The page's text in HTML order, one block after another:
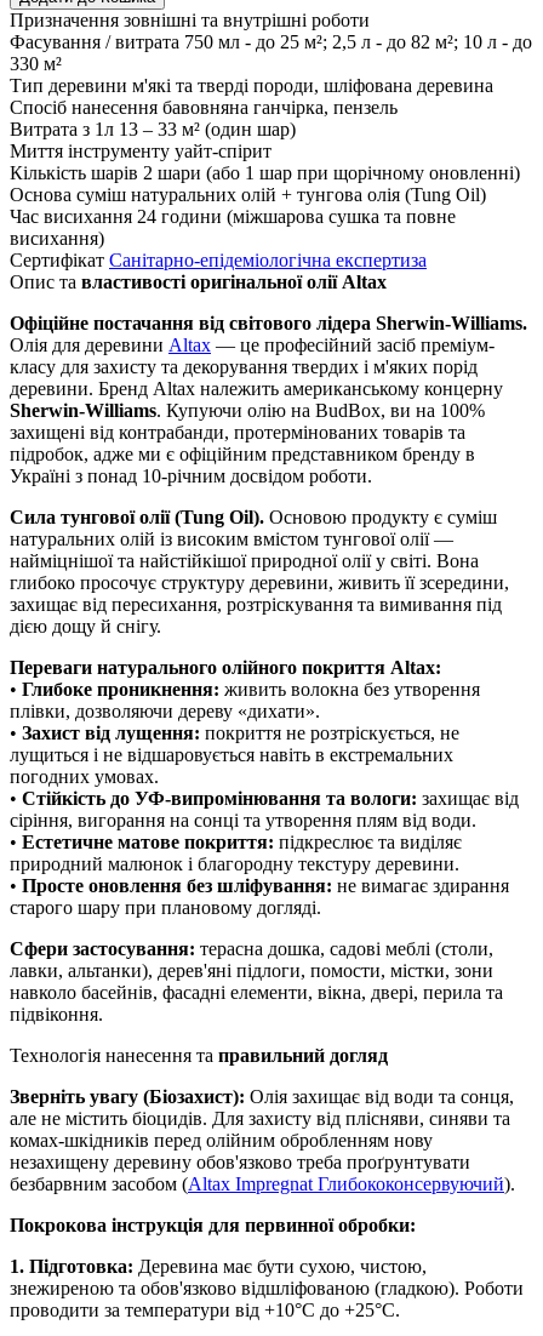
Призначення зовнішні та внутрішні роботи
Фасування / витрата 750 мл - до 25 м²; 2,5 л - до 82 м²; 10 л - до
330 м²
Тип деревини м'які та тверді породи, шліфована деревина
Спосіб нанесення бавовняна ганчірка, пензель
Витрата з 1л 13 – 33 м² (один шар)
Миття інструменту уайт-спірит
Кількість шарів 2 шари (або 1 шар при щорічному оновленні)
Основа суміш натуральних олій + тунгова олія (Tung Oil)
Час висихання 24 години (міжшарова сушка та повне
висихання)
Сертифікат Санітарно-епідеміологічна експертиза
Опис та властивості оригінальної олії Altax
Офіційне постачання від світового лідера Sherwin-Williams.
Олія для деревини Altax — це професійний засіб преміум-
класу для захисту та декорування твердих і м'яких порід
деревини. Бренд Altax належить американському концерну
Sherwin-Williams. Купуючи олію на BudBox, ви на 100%
захищені від контрабанди, протермінованих товарів та
підробок, адже ми є офіційним представником бренду в
Україні з понад 10-річним досвідом роботи.
Сила тунгової олії (Tung Oil). Основою продукту є суміш
натуральних олій із високим вмістом тунгової олії —
найміцнішої та найстійкішої природної олії у світі. Вона
глибоко просочує структуру деревини, живить її зсередини,
захищає від пересихання, розтріскування та вимивання під
дією дощу й снігу.
Переваги натурального олійного покриття Altax:
• Глибоке проникнення: живить волокна без утворення
плівки, дозволяючи дереву «дихати».
• Захист від лущення: покриття не розтріскується, не
лущиться і не відшаровується навіть в екстремальних
погодних умовах.
• Стійкість до УФ-випромінювання та вологи: захищає від
сіріння, вигорання на сонці та утворення плям від води.
• Естетичне матове покриття: підкреслює та виділяє
природний малюнок і благородну текстуру деревини.
• Просте оновлення без шліфування: не вимагає здирання
старого шару при плановому догляді.
Сфери застосування: терасна дошка, садові меблі (столи,
лавки, альтанки), дерев'яні підлоги, помости, містки, зони
навколо басейнів, фасадні елементи, вікна, двері, перила та
підвіконня.
Технологія нанесення та правильний догляд
Зверніть увагу (Біозахист): Олія захищає від води та сонця,
але не містить біоцидів. Для захисту від плісняви, синяви та
комах-шкідників перед олійним обробленням нову
незахищену деревину обов'язково треба проґрунтувати
безбарвним засобом (Altax Impregnat Глибококонсервуючий).
Покрокова інструкція для первинної обробки:
1. Підготовка: Деревина має бути сухою, чистою,
знежиреною та обов'язково відшліфованою (гладкою). Роботи
проводити за температури від +10°С до +25°С.